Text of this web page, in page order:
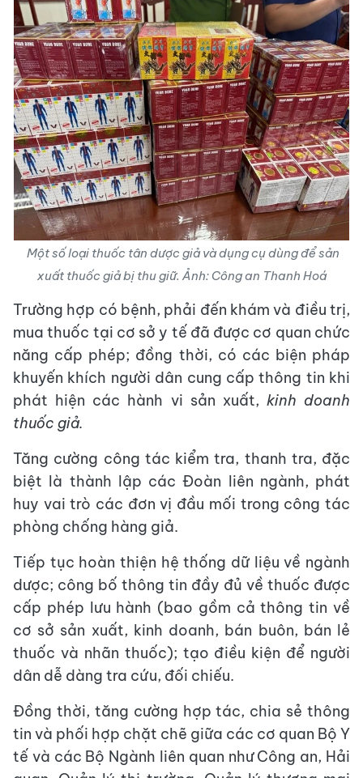
Một số loại thuốc tân dược giả và dụng cụ dùng để sản
xuất thuốc giả bị thu giữ. Ảnh: Công an Thanh Hoá
Trường hợp có bệnh, phải đến khám và điều trị,
mua thuốc tại cơ sở y tế đã được cơ quan chức
năng cấp phép; đồng thời, có các biện pháp
khuyến khích người dân cung cấp thông tin khi
phát hiện các hành vi sản xuất, kinh doanh
thuốc giả.
Tăng cường công tác kiểm tra, thanh tra, đặc
biệt là thành lập các Đoàn liên ngành, phát
huy vai trò các đơn vị đầu mối trong công tác
phòng chống hàng giả.
Tiếp tục hoàn thiện hệ thống dữ liệu về ngành
dược; công bố thông tin đầy đủ về thuốc được
cấp phép lưu hành (bao gồm cả thông tin về
cơ sở sản xuất, kinh doanh, bán buôn, bán lẻ
thuốc và nhãn thuốc); tạo điều kiện để người
dân dễ dàng tra cứu, đối chiếu.
Đồng thời, tăng cường hợp tác, chia sẻ thông
tin và phối hợp chặt chẽ giữa các cơ quan Bộ Y
tế và các Bộ Ngành liên quan như Công an, Hải